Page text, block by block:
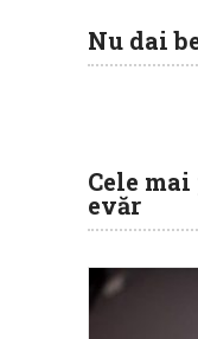
Nu dai
Cele
evăr